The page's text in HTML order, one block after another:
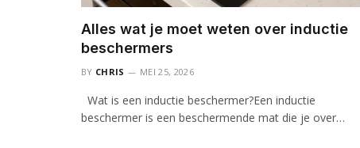
Alles wat je moet weten over inductie
beschermers
BY CHRIS MEI 25, 2026
Wat is een inductie beschermer?Een inductie
beschermer is een beschermende mat die je over…